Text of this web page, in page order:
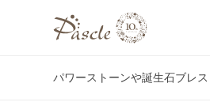
パワーストーンや誕生石ブレ